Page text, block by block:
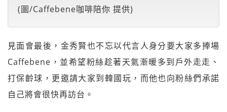
(圖/Caffebene咖啡陪你 提供)
見面會最後，金秀賢也不忘以代言人身分要大家多捧場
Caffebene，並希望粉絲趁著天氣漸暖多到戶外走走、
打保齡球，更邀請大家到韓國玩，而他也向粉絲們承諾
自己將會很快再訪台。